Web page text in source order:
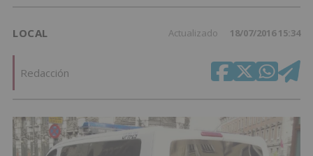
LOCAL Actualizado 18/07/2016 15:34
Redacción